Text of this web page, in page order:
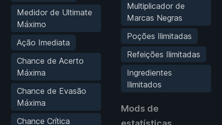
Medidor de Ultimate
Máximo
Ação Imediata
Chance de Acerto
Máxima
Chance de Evasão
Máxima
Chance Crítica
Multiplicador de
Marcas Negras
Poções Ilimitadas
Refeições Ilimitadas
Ingredientes
Ilimitados
Mods de